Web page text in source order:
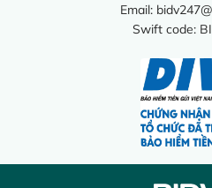
Email:
Swift code: